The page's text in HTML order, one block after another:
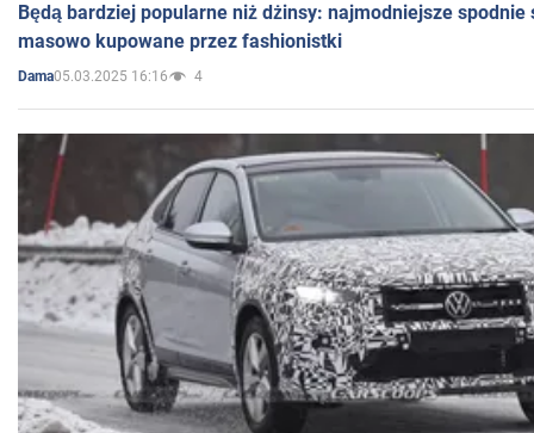
Będą bardziej popularne niż dżinsy: najmodniejsze spodnie
masowo kupowane przez fashionistki
Dama05.03.2025 16:16 4